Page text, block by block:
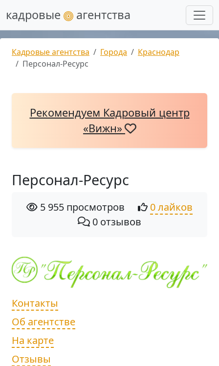
кадровые агентства
Кадровые агентства Города
Краснодар
Персонал-Ресурс
Рекомендуем Кадровый центр
«Вижн»
Персонал-Ресурс
5 955 просмотров
0 лайков
0 отзывов
Контакты
Об агентстве
На карте
Отзывы